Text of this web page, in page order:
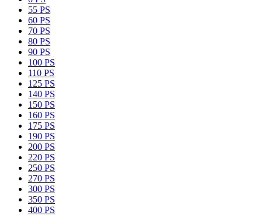
55 PS
60 PS
70 PS
80 PS
90 PS
100 PS
110 PS
125 PS
140 PS
150 PS
160 PS
175 PS
190 PS
200 PS
220 PS
250 PS
270 PS
300 PS
350 PS
400 PS